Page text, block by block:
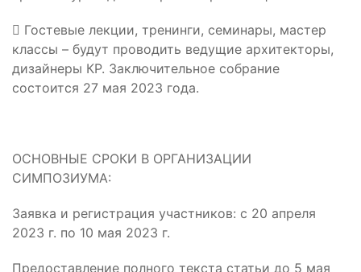
 Гостевые лекции, тренинги, семинары, мастер
классы – будут проводить ведущие архитекторы,
дизайнеры КР. Заключительное собрание
состоится 27 мая 2023 года.
ОСНОВНЫЕ СРОКИ В ОРГАНИЗАЦИИ
СИМПОЗИУМА:
Заявка и регистрация участников: с 20 апреля
2023 г. по 10 мая 2023 г.
Предоставление полного текста статьи до 5 мая